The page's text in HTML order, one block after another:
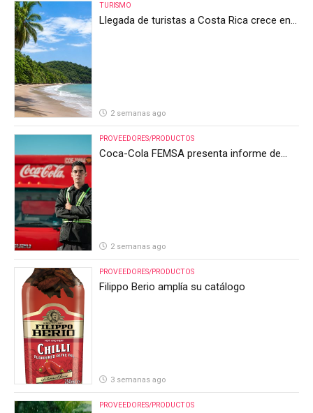
TURISMO
Llegada de turistas a Costa Rica crece en
2 semanas ago
PROVEEDORES/PRODUCTOS
Coca-Cola FEMSA presenta informe de
2 semanas ago
PROVEEDORES/PRODUCTOS
Filippo Berio amplía su catálogo
3 semanas ago
PROVEEDORES/PRODUCTOS